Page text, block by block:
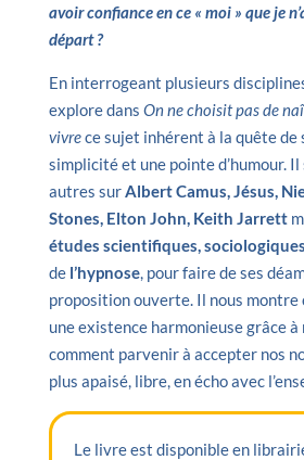
avoir confiance en ce « moi » que je
départ ?
En interrogeant plusieurs
explore dans On ne choisit pas de
vivrece sujet inhérent à la quête de
simplicité et une pointe d’humour. Il
autres surAlbert Camus, Jésus,
Stones, Elton John, Keith Jarrett
études scientifiques, sociologiques
de l’hypnose, pour faire de ses
proposition ouverte. Il nous montre
une existence harmonieuse grâce à
comment parvenir à accepter nos
plus apaisé, libre, en écho avec
Le livre est disponible en